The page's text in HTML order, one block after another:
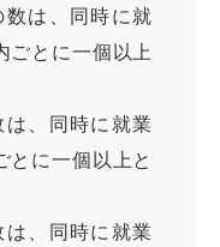
は、同時に就
ごとに一個以上
、同時に就業
とに一個以上と
、同時に就業